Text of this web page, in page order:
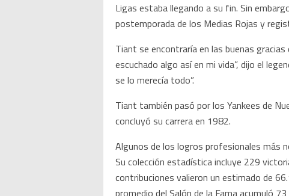
Ligas estaba llegando a su fin. Sin
postemporada de los Medias Rojas y
Tiant se encontraría en las buenas
escuchado algo así en mi vida”, dijo el
se lo merecía todo”.
Tiant también pasó por los Yankees de
concluyó su carrera en 1982.
Algunos de los logros profesionales más
Su colección estadística incluye 229
contribuciones valieron un estimado de
promedio del Salón de la Fama acumuló